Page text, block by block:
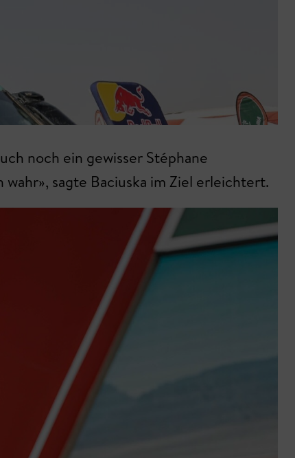
noch ein gewisser Stéphane
sagte Baciuska im Ziel erleichtert.